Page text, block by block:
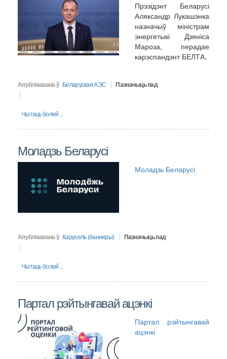
Прэзідэнт Беларусі
Аляксандр Лукашэнка
назначыў міністрам
энергетыкі Дзяніса
Мароза, перадае
карэспандэнт БЕЛТА.
Апублікавана ў Беларуская АЭС Пазначыць пад
Чытаць болей ...
Моладзь Беларусі
Моладзь Беларусі
Апублікавана ў Карусель (баннеры) Пазначыць пад
Чытаць болей ...
Партал рэйтынгавай ацэнкі
Партал рэйтынгавай
ацэнкі